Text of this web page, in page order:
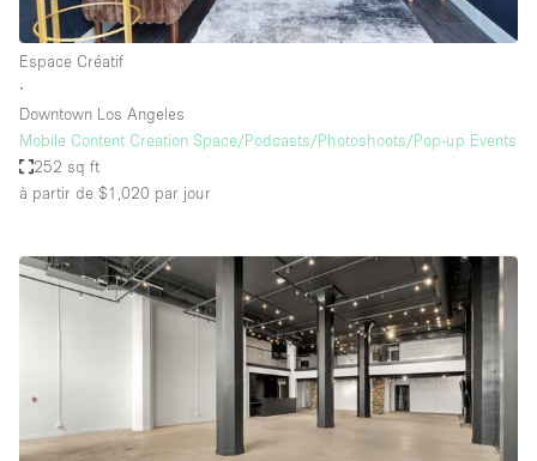
Espace Créatif
∙
Downtown Los Angeles
Mobile Content Creation Space/Podcasts/Photoshoots/Pop-up Events
252 sq ft
à partir de $1,020 par jour